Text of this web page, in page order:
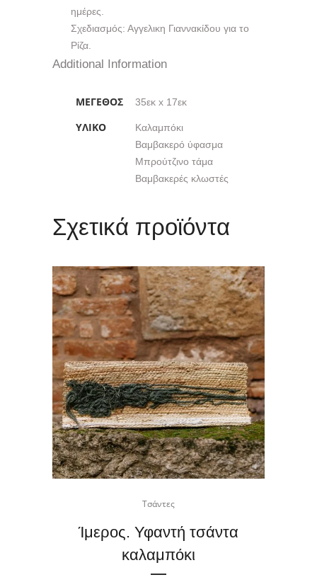
ημέρες.
Σχεδιασμός: Αγγελικη Γιαννακίδου για το
Ρίζα.
Additional Information
ΜΈΓΕΘΟΣ 35εκ x 17εκ
ΥΛΙΚΌ
Καλαμπόκι
Βαμβακερό ύφασμα
Μπρούτζινο τάμα
Βαμβακερές κλωστές
Σχετικά προϊόντα
Τσάντες
Ίμερος. Υφαντή τσάντα
καλαμπόκι